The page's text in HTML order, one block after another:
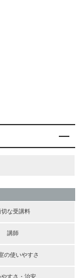
切な受講料
講師
の使いやすさ
やすさ・治安